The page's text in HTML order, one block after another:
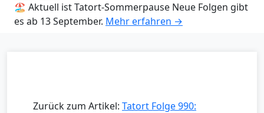
🏖️ Aktuell ist Tatort-Sommerpause Neue Folgen gibt
es ab 13 September. Mehr erfahren →
Zurück zum Artikel: Tatort Folge 990: